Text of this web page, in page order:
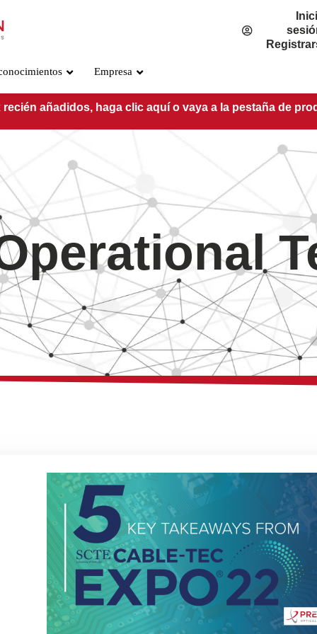
Estándar OSFP800
PRE-O800-IB-2DR4
PRE-O800-IB-2VR4
PRE-O800-IB-VR8
Empresa
añadidos, haga clic aquí o vaya a la pestaña de